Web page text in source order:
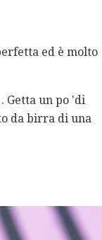
ed è molto
Getta un po 'di
da birra di una